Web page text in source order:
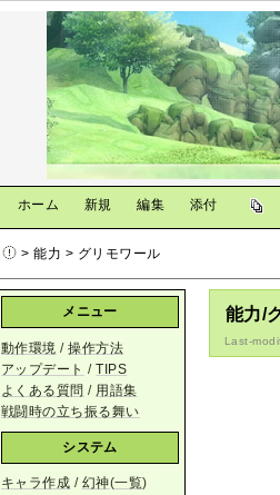
ホーム 新規 編集 添付
> 能力 > グリモワール
能力/
Last-
メニュー
動作環境 /操作方法
アップデート /TIPS
よくある質問 / 用語集
戦闘時の立ち振る舞い
システム
キャラ作成 / 幻神(一覧)